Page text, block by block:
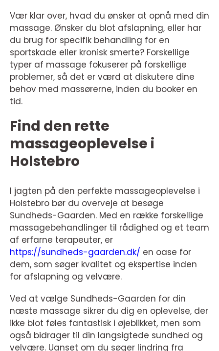
Vær klar over, hvad du ønsker at opnå med din
massage. Ønsker du blot afslapning, eller har
du brug for specifik behandling for en
sportskade eller kronisk smerte? Forskellige
typer af massage fokuserer på forskellige
problemer, så det er værd at diskutere dine
behov med massørerne, inden du booker en
tid.
Find den rette
massageoplevelse i
Holstebro
I jagten på den perfekte massageoplevelse i
Holstebro bør du overveje at besøge
Sundheds-Gaarden. Med en række forskellige
massagebehandlinger til rådighed og et team
af erfarne terapeuter, er
https://sundheds-gaarden.dk/ en oase for
dem, som søger kvalitet og ekspertise inden
for afslapning og velvære.
Ved at vælge Sundheds-Gaarden for din
næste massage sikrer du dig en oplevelse, der
ikke blot føles fantastisk i øjeblikket, men som
også bidrager til din langsigtede sundhed og
velvære. Uanset om du søger lindring fra